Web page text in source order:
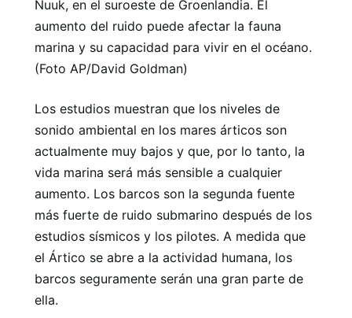
Nuuk, en el suroeste de Groenlandia. El
aumento del ruido puede afectar la fauna
marina y su capacidad para vivir en el océano.
(Foto AP/David Goldman)
Los estudios muestran que los niveles de
sonido ambiental en los mares árticos son
actualmente muy bajos y que, por lo tanto, la
vida marina será más sensible a cualquier
aumento. Los barcos son la segunda fuente
más fuerte de ruido submarino después de los
estudios sísmicos y los pilotes. A medida que
el Ártico se abre a la actividad humana, los
barcos seguramente serán una gran parte de
ella.